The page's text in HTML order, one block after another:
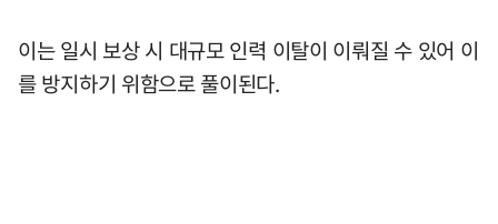
이는 일시 보상 시 대규모 인력 이탈이 이뤄질 수 있어 이
를 방지하기 위함으로 풀이된다.